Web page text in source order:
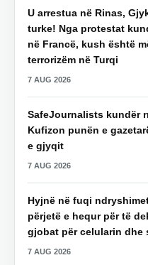
U arrestua në Rinas,
turke! Nga protestat
në Francë, kush është
terrorizëm në Turqi
7 AUG 2026
SafeJournalists kundër
Kufizon punën e
e gjyqit
7 AUG 2026
Hyjnë në fuqi
përjetë e hequr për të
gjobat për celularin dhe
7 AUG 2026